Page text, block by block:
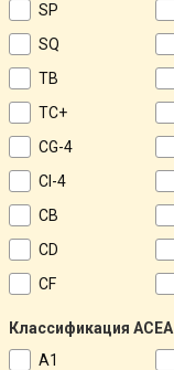
SP
SQ
TB
TC+
CG-4
CI-4
CB
CD
CF
Классификация ACEA
A1